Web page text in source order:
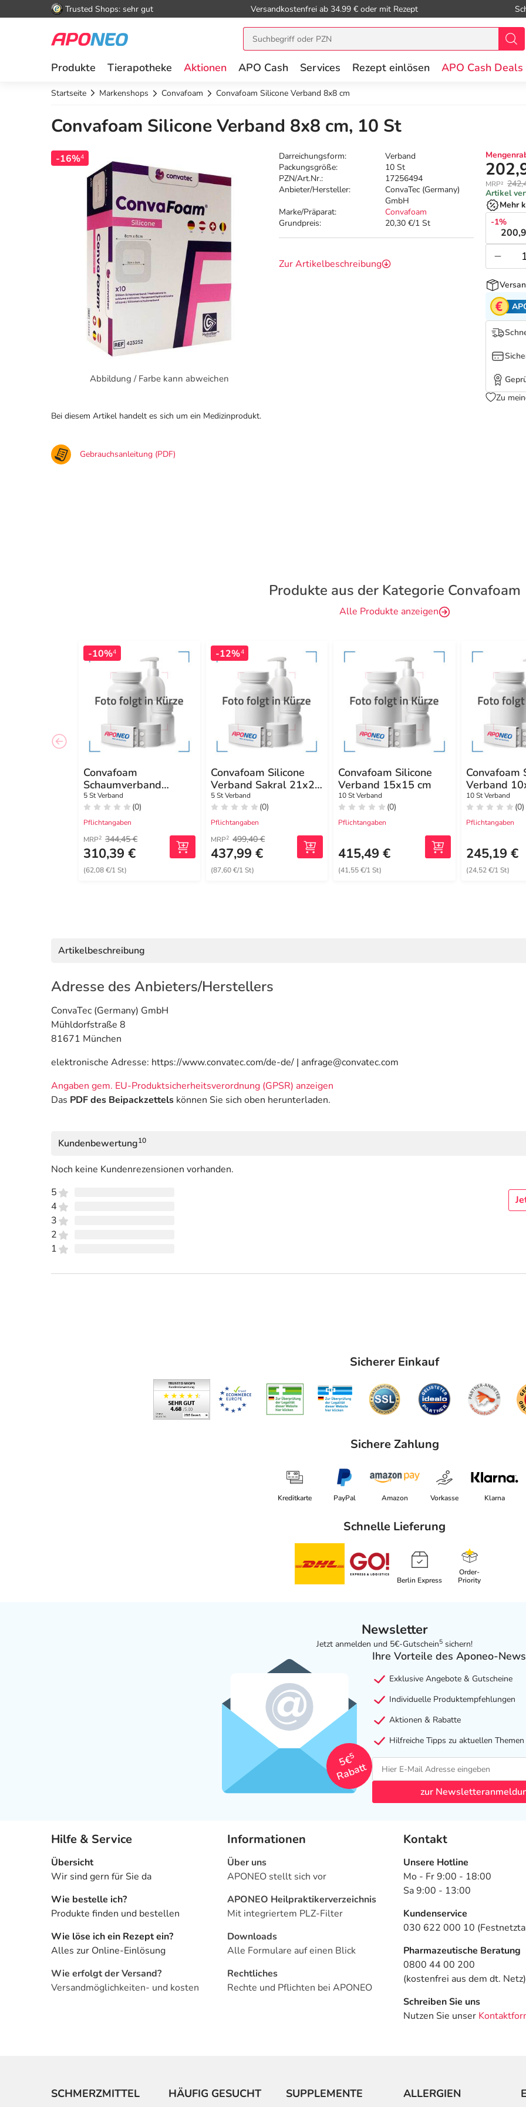
Trusted Shops: sehr gut Versandkostenfrei ab 34.99 € oder mit Rezept
Produkte Tierapotheke Aktionen APO Cash Services Rezept einlösen APO Cash Deals
Startseite Markenshops Convafoam Convafoam Silicone Verband 8x8 cm
Convafoam Silicone Verband 8x8 cm, 10 St
-16%4
Abbildung / Farbe kann abweichen
Darreichungsform:
Verband
Packungsgröße:
10 St
PZN/Art.Nr.:
17256494
Anbieter/Hersteller:
ConvaTec (Germany)
GmbH
Marke/Präparat:
Convafoam
Grundpreis:
20,30 €/1 St
Zur Artikelbeschreibung
MRP²
Artikel
Mehr
-1%
Zu
Bei diesem Artikel handelt es sich um ein Medizinprodukt.
Gebrauchsanleitung (PDF)
Produkte aus der Kategorie Convafoam
Alle Produkte anzeigen
-10%4
Convafoam
Schaumverband
Border 10x30 cm
5 St Verband
(0)
Pflichtangaben
MRP2 344,45 €
310,39 €
(62,08 €/1 St)
-12%4
Convafoam Silicone
Verband Sakral 21x24
cm
5 St Verband
(0)
Pflichtangaben
MRP2 499,40 €
437,99 €
(87,60 €/1 St)
Convafoam Silicone
Verband 15x15 cm
10 St Verband
(0)
Pflichtangaben
415,49 €
(41,55 €/1 St)
Convafoam
Verband
10 St Verband
(0)
Pflichtangaben
245,19 €
(24,52 €/1 St)
Artikelbeschreibung
Adresse des Anbieters/Herstellers
ConvaTec (Germany) GmbH
Mühldorfstraße 8
81671 München
elektronische Adresse: https://www.convatec.com/de-de/ | anfrage@convatec.com
Angaben gem. EU-Produktsicherheitsverordnung (GPSR) anzeigen
Das PDF des Beipackzettels können Sie sich oben herunterladen.
Kundenbewertung10
Noch keine Kundenrezensionen vorhanden.
5
4
3
2
1
Sicherer Einkauf
Sichere Zahlung
Kreditkarte PayPal Amazon Vorkasse Klarna
Schnelle Lieferung
Berlin Express
Order-
Priority
Newsletter
Jetzt anmelden und 5€-Gutschein5 sichern!
5€
5
Rabatt
Ihre Vorteile des Aponeo-
Exklusive Angebote & Gutscheine
Individuelle Produktempfehlungen
Aktionen & Rabatte
Hilfreiche Tipps zu aktuellen Themen
zur
Hilfe & Service
Übersicht
Wir sind gern für Sie da
Wie bestelle ich?
Produkte finden und bestellen
Wie löse ich ein Rezept ein?
Alles zur Online-Einlösung
Wie erfolgt der Versand?
Versandmöglichkeiten- und kosten
Informationen
Über uns
APONEO stellt sich vor
APONEO Heilpraktikerverzeichnis
Mit integriertem PLZ-Filter
Downloads
Alle Formulare auf einen Blick
Rechtliches
Rechte und Pflichten bei APONEO
Kontakt
Unsere Hotline
Mo - Fr 9:00 - 18:00
Sa 9:00 - 13:00
Kundenservice
030 622 000 10
Pharmazeutische Beratung
0800 44 00 200
(kostenfrei aus dem dt. Netz)
Schreiben Sie uns
Nutzen Sie unser
SCHMERZMITTEL HÄUFIG GESUCHT SUPPLEMENTE ALLERGIEN